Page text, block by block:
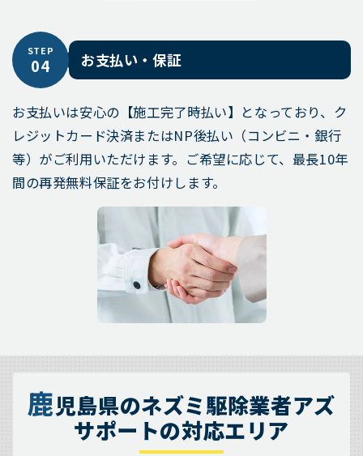
STEP
04 お支払い・保証
お支払いは安心の【施工完了時払い】となっており、ク
レジットカード決済またはNP後払い（コンビニ・銀行
等）がご利用いただけます。ご希望に応じて、最長10年
間の再発無料保証をお付けします。
鹿児島県のネズミ駆除業者アズ
サポートの対応エリア